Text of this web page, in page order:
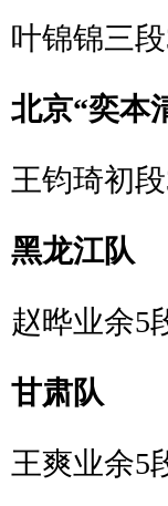
叶锦锦三
北京“奕本
王钧琦初
黑龙江队
赵晔业余5
甘肃队
王爽业余5